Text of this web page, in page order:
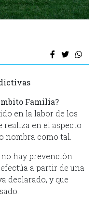
Familia?
en la labor de los
realiza en el aspecto
nombra como tal.
hay prevención
a partir de una
declarado, y que